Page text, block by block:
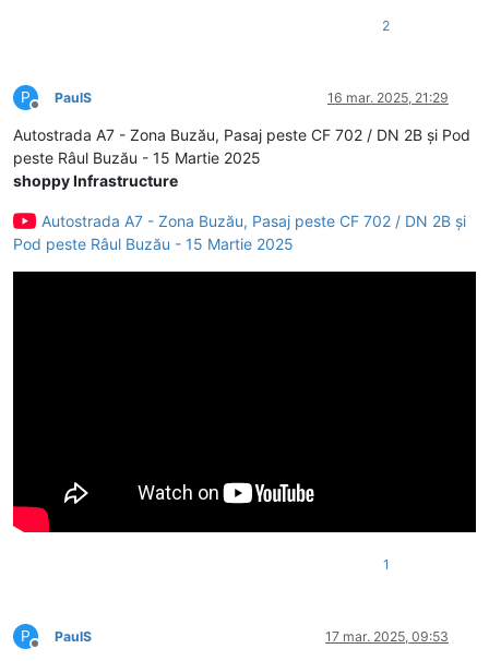
2
P
Deconectat
PaulS 16 mar. 2025, 21:29
Autostrada A7 - Zona Buzău, Pasaj peste CF 702 / DN 2B și Pod
peste Râul Buzău - 15 Martie 2025
shoppy Infrastructure
Autostrada A7 - Zona Buzău, Pasaj peste CF 702 / DN 2B și
Pod peste Râul Buzău - 15 Martie 2025
1
P
Deconectat
PaulS 17 mar. 2025, 09:53